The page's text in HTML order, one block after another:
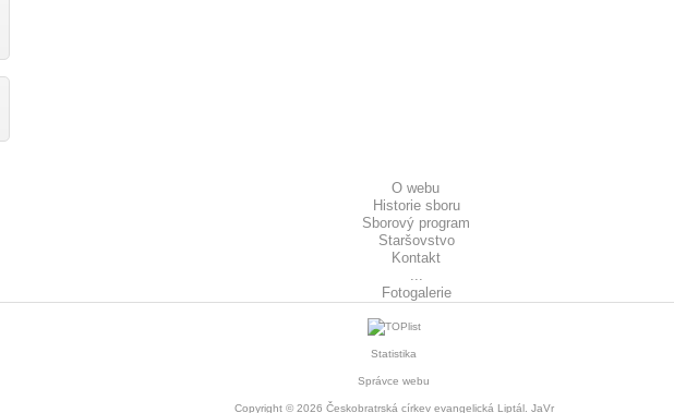
O webu
Historie sboru
Sborový program
Staršovstvo
Kontakt
Fotogalerie
Statistika
Správce webu
Copyright © 2026 Českobratrská církev evangelická Liptál. JaVr